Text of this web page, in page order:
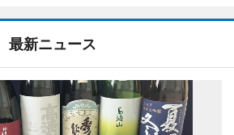
最新ニュース